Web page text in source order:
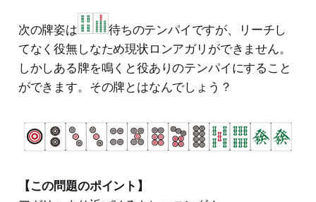
次の牌姿は
待ちのテンパイですが、リーチし
てなく役無しなため現状ロンアガリができません。
しかしある牌を鳴くと役ありのテンパイにすること
ができます。その牌とはなんでしょう？
【この問題のポイント】